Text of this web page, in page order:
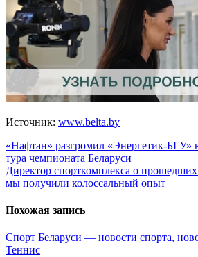
Источник: www.belta.by
Навигация
по
записям
«Нафтан» разгромил «Энергетик-БГУ»
тура чемпионата Беларуси
Директор спорткомплекса о
мы получили колоссальный опыт
Похожая запись
Спорт Беларуси — новости спорта,
Теннис